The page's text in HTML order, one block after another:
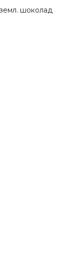
шоколад